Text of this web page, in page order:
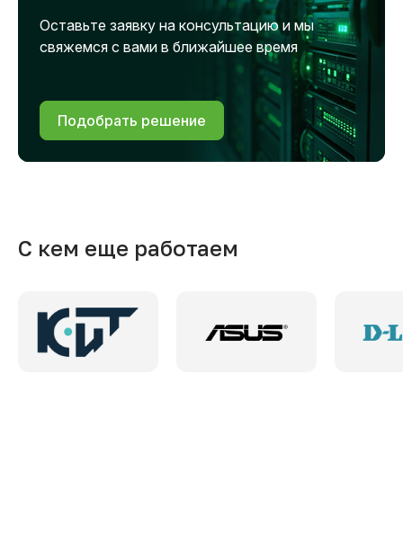
Оставьте заявку на консультацию и мы
свяжемся с вами в ближайшее время
Подобрать решение
С кем еще работаем